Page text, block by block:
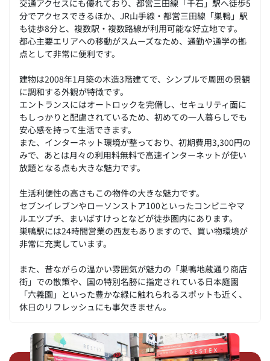
分でアクセスできるほか、JR山手線・都営三田線「巣鴨」駅
も徒歩8分と、複数駅・複数路線が利用可能な好立地です。
都心主要エリアへの移動がスムーズなため、通勤や通学の拠
点として非常に便利です。
建物は2008年1月築の木造3階建てで、シンプルで周囲の景観
に調和する外観が特徴です。
エントランスにはオートロックを完備し、セキュリティ面に
もしっかりと配慮されているため、初めての一人暮らしでも
安心感を持って生活できます。
また、インターネット環境が整っており、初期費用3,300円の
みで、あとは月々の利用料無料で高速インターネットが使い
放題となる点も大きな魅力です。
生活利便性の高さもこの物件の大きな魅力です。
セブンイレブンやローソンストア100といったコンビニやマ
ルエツプチ、まいばすけっとなどが徒歩圏内にあります。
巣鴨駅には24時間営業の西友もありますので、買い物環境が
非常に充実しています。
また、昔ながらの温かい雰囲気が魅力の「巣鴨地蔵通り商店
街」での散策や、国の特別名勝に指定されている日本庭園
「六義園」といった豊かな緑に触れられるスポットも近く、
休日のリフレッシュにも事欠きません。